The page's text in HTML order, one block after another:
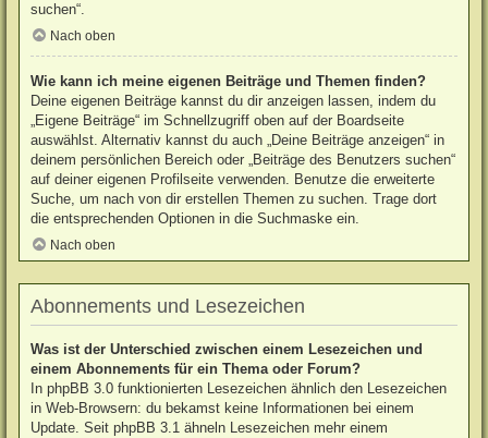
suchen“.
Nach oben
Wie kann ich meine eigenen Beiträge und Themen finden?
Deine eigenen Beiträge kannst du dir anzeigen lassen, indem du
„Eigene Beiträge“ im Schnellzugriff oben auf der Boardseite
auswählst. Alternativ kannst du auch „Deine Beiträge anzeigen“ in
deinem persönlichen Bereich oder „Beiträge des Benutzers suchen“
auf deiner eigenen Profilseite verwenden. Benutze die erweiterte
Suche, um nach von dir erstellen Themen zu suchen. Trage dort
die entsprechenden Optionen in die Suchmaske ein.
Nach oben
Abonnements und Lesezeichen
Was ist der Unterschied zwischen einem Lesezeichen und
einem Abonnements für ein Thema oder Forum?
In phpBB 3.0 funktionierten Lesezeichen ähnlich den Lesezeichen
in Web-Browsern: du bekamst keine Informationen bei einem
Update. Seit phpBB 3.1 ähneln Lesezeichen mehr einem